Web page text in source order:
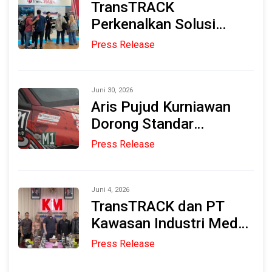
Indonesia Marine &
Offshore Expo (IMOX)
TransTRACK
Perkenalkan Solusi
Smart Maritime
2026
Press Release
Juni 30, 2026
Aris Pujud Kurniawan
Dorong Standar
Keselamatan Reli
TransTRACK
Press Release
Juni 4, 2026
TransTRACK dan PT
Kawasan Industri Medan
(KIM) Jajaki Kolaborasi
Press Release